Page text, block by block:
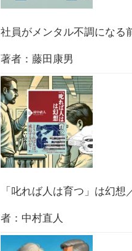
社員がメンタル不調になる
著者：藤田康男
「叱れば人は育つ」は幻想
者：中村直人